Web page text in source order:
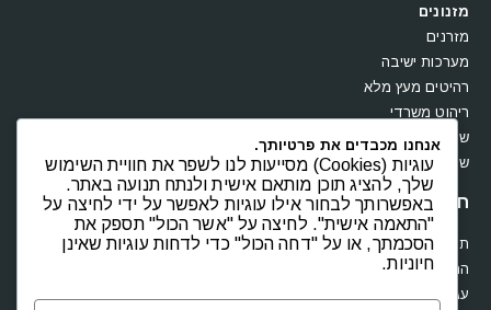
מזנונים
מזרנים
מערכות ישיבה
רהיטים מעץ מלא
ריהוט משרדי
שולחנות
שידות וקומודות
חנות
תקנון
החשבון שלי
עגלת קניות
אנחנו מכבדים את פרטיותך.
עוגיות (Cookies) מסייעות לנו לשפר את חוויית השימוש
שלך, להציג תוכן מותאם אישית ולנתח תנועה באתר.
באפשרותך לבחור אילו עוגיות לאפשר על ידי לחיצה על
"התאמה אישית". לחיצה על "אשר הכול" תספק את
הסכמתך, או על "דחה הכול" כדי לדחות עוגיות שאינן
חיוניות.